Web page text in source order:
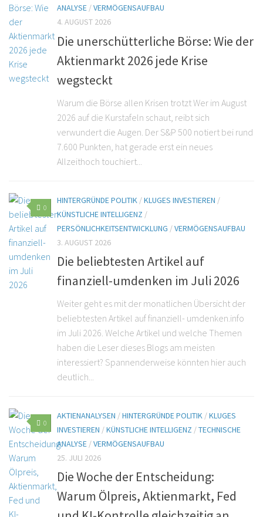
ANALYSE /VERMÖGENSAUFBAU
4. AUGUST 2026
Die unerschütterliche Börse: Wie der
Aktienmarkt 2026 jede Krise
wegsteckt
Warum die Börse allen Krisen trotzt Wer im August
2026 auf die Kurstafeln schaut, reibt sich
verwundert die Augen. Der S&P 500 notiert bei rund
7.600 Punkten, hat gerade erst ein neues
Allzeithoch touchiert...
0
HINTERGRÜNDE POLITIK /KLUGES INVESTIEREN /
KÜNSTLICHE INTELLIGENZ /
PERSÖNLICHKEITSENTWICKLUNG /VERMÖGENSAUFBAU
3. AUGUST 2026
Die beliebtesten Artikel auf
finanziell-umdenken im Juli 2026
Weiter geht es mit der monatlichen Übersicht der
beliebtesten Artikel auf finanziell- umdenken.info
im Juli 2026. Welche Artikel und welche Themen
haben die Leser dieses Blogs am meisten
interessiert? Spannenderweise könnten hier auch
deutlich...
0
AKTIENANALYSEN /HINTERGRÜNDE POLITIK /KLUGES
INVESTIEREN /KÜNSTLICHE INTELLIGENZ /TECHNISCHE
ANALYSE /VERMÖGENSAUFBAU
25. JULI 2026
Die Woche der Entscheidung:
Warum Ölpreis, Aktienmarkt, Fed